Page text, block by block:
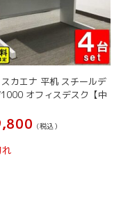
カエナ 平机 スチールデ
オフィスデスク【中
(税込）